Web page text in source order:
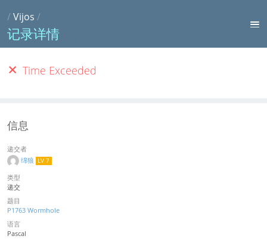
/Vijos /
记录详情
Time Exceeded
信息
递交者
绵狼
LV 7
类型
递交
题目
P1763 Wormhole
语言
Pascal